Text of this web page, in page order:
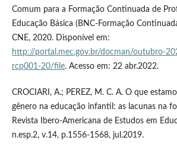
Comum para a Formação Continuada de
Educação Básica (BNC-Formação
CNE, 2020. Disponível em:
http://portal.mec.gov.br/docman/outubro-
rcp001-20/file. Acesso em: 22 abr.2022.
CROCIARI, A.; PEREZ, M. C. A. O que
gênero na educação infantil: as lacunas na
Revista Ibero-Americana de Estudos em
n.esp.2, v.14, p.1556-1568, jul.2019.